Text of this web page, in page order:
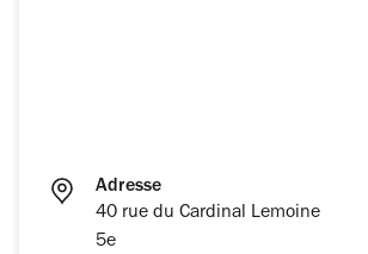
Adresse
40 rue du Cardinal Lemoine
5e